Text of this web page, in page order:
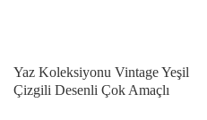
Yaz Koleksiyonu Vintage Yeşil
Çizgili Desenli Çok Amaçlı